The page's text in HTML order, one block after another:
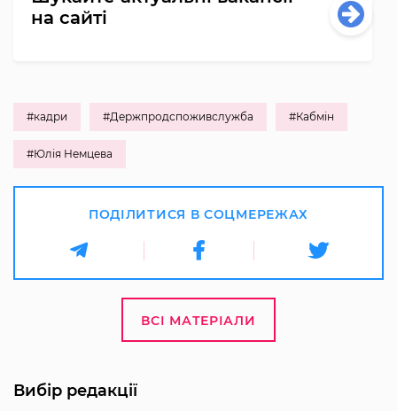
на сайті
#кадри #Держпродспоживслужба #Кабмін
#Юлія Немцева
ПОДІЛИТИСЯ В СОЦМЕРЕЖАХ
ВСІ МАТЕРІАЛИ
Вибір редакції